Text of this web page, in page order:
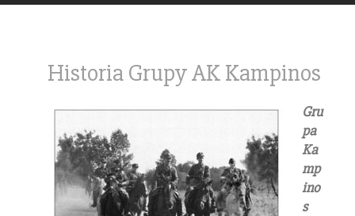
Historia Grupy AK Kampinos
Gru
pa
Ka
mp
ino
s